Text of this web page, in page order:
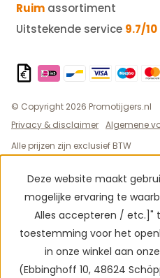
Ruim assortiment
Uitstekende service 9.7/10
© Copyright 2026 Promotijgers.nl
Privacy & disclaimer Algemene
Alle prijzen zijn exclusief BTW
Deze website maakt
mogelijke ervaring te
Alles accepteren / etc.]"
toestemming voor het
in onze winkel aan
(Ebbinghoff 10, 48624